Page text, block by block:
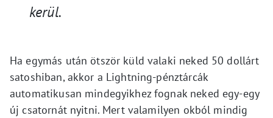
kerül.
Ha egymás után ötször küld valaki neked 50 dollárt
satoshiban, akkor a Lightning-pénztárcák
automatikusan mindegyikhez fognak neked egy-egy
új csatornát nyitni. Mert valamilyen okból mindig